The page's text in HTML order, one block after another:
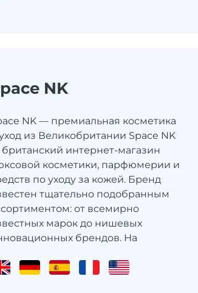
NK
NK — премиальная косметика
из Великобритании Space NK
интернет-магазин
косметики, парфюмерии и
по уходу за кожей. Бренд
тщательно подобранным
от всемирно
марок до нишевых
брендов. На